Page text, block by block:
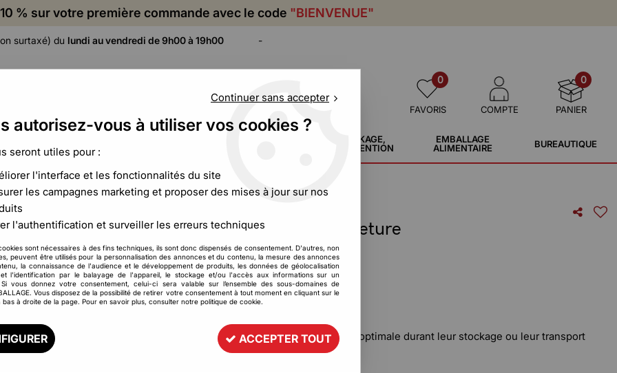
% sur votre première commande avec le code "BIENVENUE"
surtaxé) du lundi au vendredi de 9h00 à 19h00 -
0
FAVORIS COMPTE
0
PANIER
PROTECTION
ADHÉSIF,
STOCKAGE,
MANUTENTION
EMBALLAGE
ALIMENTAIRE
BUREAUTIQUE
mousse sans fermeture
Sachet mousse sans fermeture
À partir de 40,65 €HT
Réf. : CCB00334
Sachet mousse sans fermeture
Garantissez à vos produits une protection optimale durant leur stockage ou leur transport
avec les sachets mousses
Continuer sans accepter
autorisez-vous à utiliser vos cookies ?
seront utiles pour :
l'interface et les fonctionnalités du site
les campagnes marketing et proposer des mises à jour sur nos
l'authentification et surveiller les erreurs techniques
sont nécessaires à des fins techniques, ils sont donc dispensés de consentement. D'autres, non
peuvent être utilisés pour la personnalisation des annonces et du contenu, la mesure des annonces
la connaissance de l'audience et le développement de produits, les données de géolocalisation
l'identification par le balayage de l'appareil, le stockage et/ou l'accès aux informations sur un
vous donnez votre consentement, celui-ci sera valable sur l’ensemble des sous-domaines de
Vous disposez de la possibilité de retirer votre consentement à tout moment en cliquant sur le
bas à droite de la page. Pour en savoir plus, consulter notre politique de cookie.
ACCEPTER TOUT